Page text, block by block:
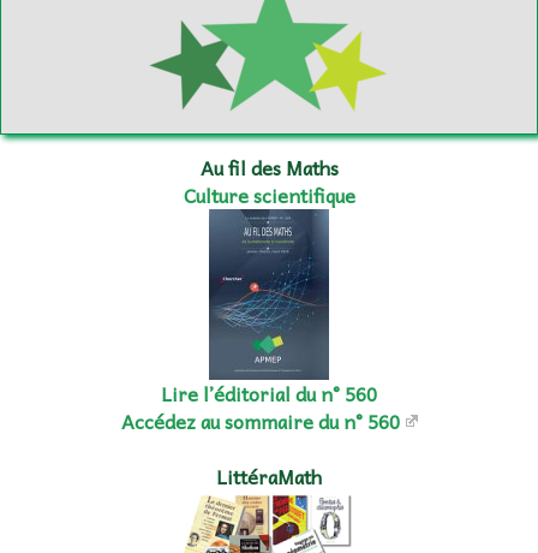
Au fil des Maths
Culture scientifique
Lire l’éditorial du n° 560
Accédez au sommaire du n° 560
LittéraMath